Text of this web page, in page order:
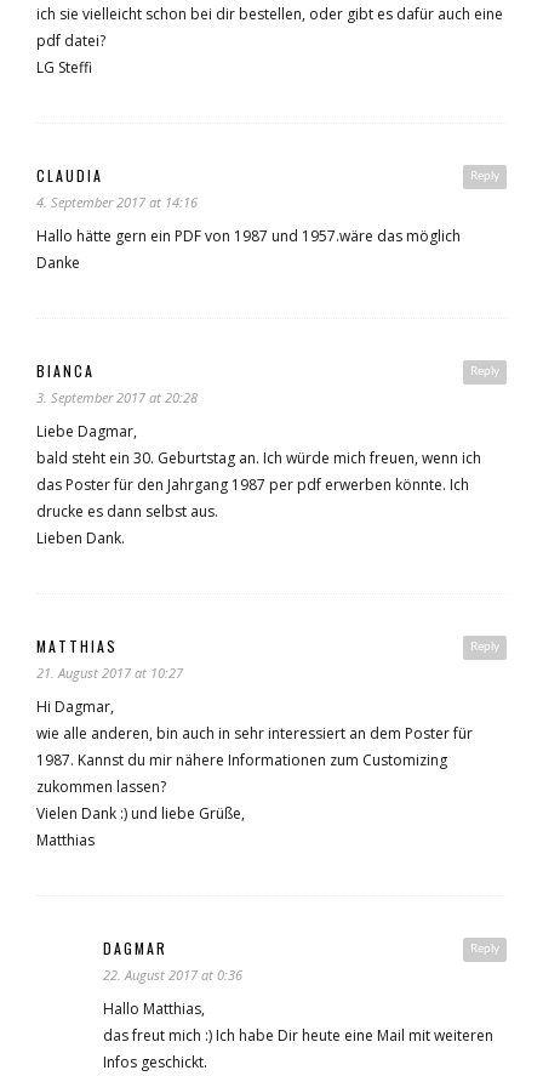
ich sie vielleicht schon bei dir bestellen, oder gibt es dafür auch eine
pdf datei?
LG Steffi
Reply
CLAUDIA
4. September 2017 at 14:16
Hallo hätte gern ein PDF von 1987 und 1957.wäre das möglich
Danke
Reply
BIANCA
3. September 2017 at 20:28
Liebe Dagmar,
bald steht ein 30. Geburtstag an. Ich würde mich freuen, wenn ich
das Poster für den Jahrgang 1987 per pdf erwerben könnte. Ich
drucke es dann selbst aus.
Lieben Dank.
Reply
MATTHIAS
21. August 2017 at 10:27
Hi Dagmar,
wie alle anderen, bin auch in sehr interessiert an dem Poster für
1987. Kannst du mir nähere Informationen zum Customizing
zukommen lassen?
Vielen Dank :) und liebe Grüße,
Matthias
Reply
DAGMAR
22. August 2017 at 0:36
Hallo Matthias,
das freut mich :) Ich habe Dir heute eine Mail mit weiteren
Infos geschickt.